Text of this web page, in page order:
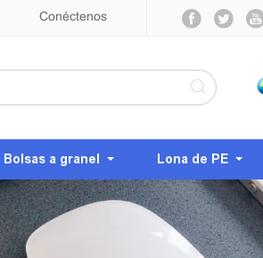
Conéctenos
Bolsas a granel Lona de PE